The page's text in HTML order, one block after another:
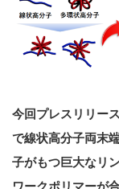
今回プレスリリー
で線状高分子両末
子がもつ巨大なリ
ワークポリマーが